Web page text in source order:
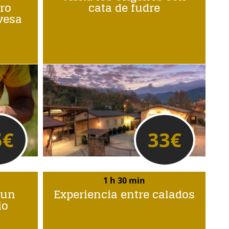
cata de fudre
33€
1 h 30 min
Experiencia entre calados
€